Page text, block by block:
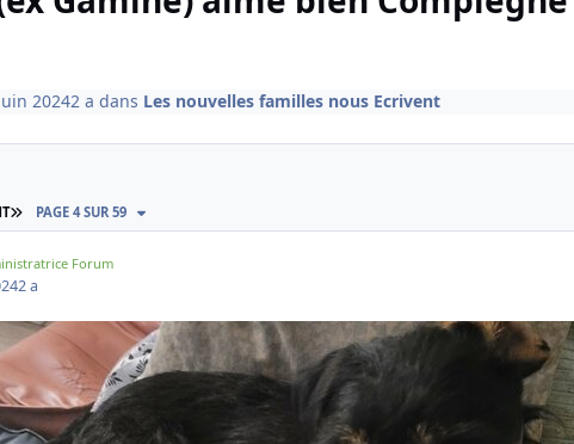
20242 a dans Les nouvelles familles nous Ecrivent
DERNIÈRE PAGE
PAGE 4 SUR 59
Forum
2 a